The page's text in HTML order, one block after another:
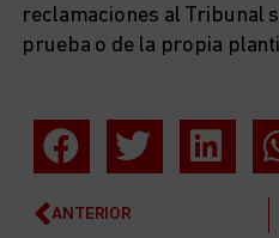
reclamaciones al Tribunal
prueba o de la propia
ANTERIOR